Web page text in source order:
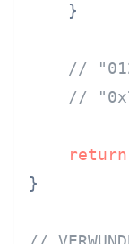
    }
//
//
return
}